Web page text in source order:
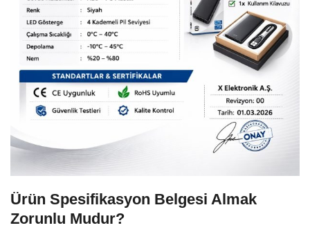
Ürün Spesifikasyon Belgesi Almak
Zorunlu Mudur?